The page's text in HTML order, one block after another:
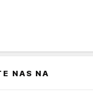
NAS NA